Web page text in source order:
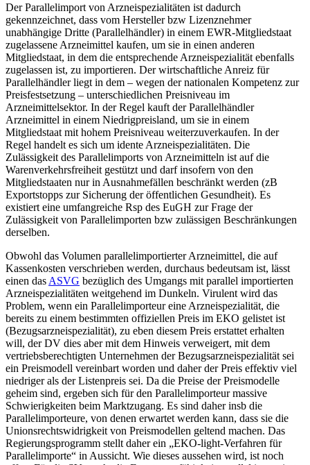
Der Parallelimport von Arzneispezialitäten ist dadurch
gekennzeichnet, dass vom Hersteller bzw Lizenznehmer
unabhängige Dritte (Parallelhändler) in einem EWR-Mitgliedstaat
zugelassene Arzneimittel kaufen, um sie in einen anderen
Mitgliedstaat, in dem die entsprechende Arzneispezialität ebenfalls
zugelassen ist, zu importieren. Der wirtschaftliche Anreiz für
Parallelhändler liegt in dem – wegen der nationalen Kompetenz zur
Preisfestsetzung – unterschiedlichen Preisniveau im
Arzneimittelsektor. In der Regel kauft der Parallelhändler
Arzneimittel in einem Niedrigpreisland, um sie in einem
Mitgliedstaat mit hohem Preisniveau weiterzuverkaufen. In der
Regel handelt es sich um idente Arzneispezialitäten. Die
Zulässigkeit des Parallelimports von Arzneimitteln ist auf die
Warenverkehrsfreiheit gestützt und darf insofern von den
Mitgliedstaaten nur in Ausnahmefällen beschränkt werden (zB
Exportstopps zur Sicherung der öffentlichen Gesundheit). Es
existiert eine umfangreiche Rsp des EuGH zur Frage der
Zulässigkeit von Parallelimporten bzw zulässigen Beschränkungen
derselben.
Obwohl das Volumen parallelimportierter Arzneimittel, die auf
Kassenkosten verschrieben werden, durchaus bedeutsam ist, lässt
einen das ASVG bezüglich des Umgangs mit parallel importierten
Arzneispezialitäten weitgehend im Dunkeln. Virulent wird das
Problem, wenn ein Parallelimporteur eine Arzneispezialität, die
bereits zu einem bestimmten offiziellen Preis im EKO gelistet ist
(Bezugsarzneispezialität), zu eben diesem Preis erstattet erhalten
will, der DV dies aber mit dem Hinweis verweigert, mit dem
vertriebsberechtigten Unternehmen der Bezugsarzneispezialität sei
ein Preismodell vereinbart worden und daher der Preis effektiv viel
niedriger als der Listenpreis sei. Da die Preise der Preismodelle
geheim sind, ergeben sich für den Parallelimporteur massive
Schwierigkeiten beim Marktzugang. Es sind daher insb die
Parallelimporteure, von denen erwartet werden kann, dass sie die
Unionsrechtswidrigkeit von Preismodellen geltend machen. Das
Regierungsprogramm stellt daher ein „EKO-light-Verfahren für
Parallelimporte“ in Aussicht. Wie dieses aussehen wird, ist noch